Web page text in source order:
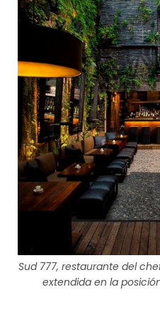
Sud 777, restaurante del
extendida en la